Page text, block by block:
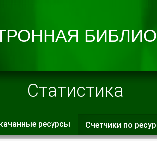
Статистика
ресурсы Счетчики по